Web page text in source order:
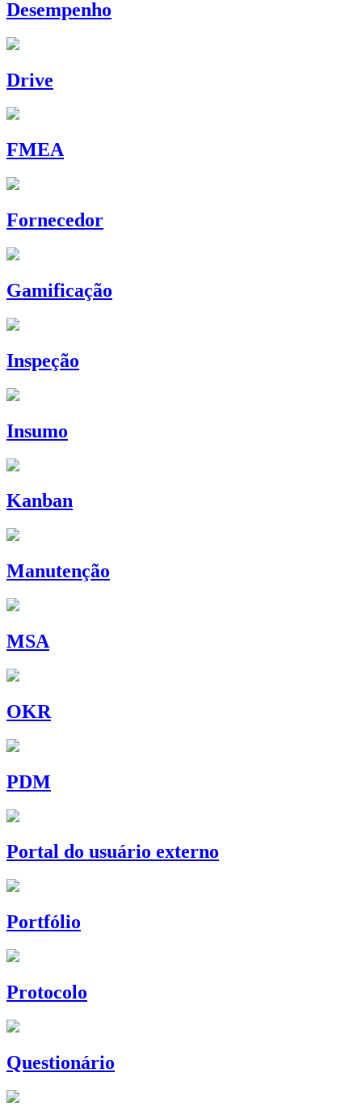
Desempenho
Drive
FMEA
Fornecedor
Gamificação
Inspeção
Insumo
Kanban
Manutenção
MSA
OKR
PDM
Portal do usuário externo
Portfólio
Protocolo
Questionário